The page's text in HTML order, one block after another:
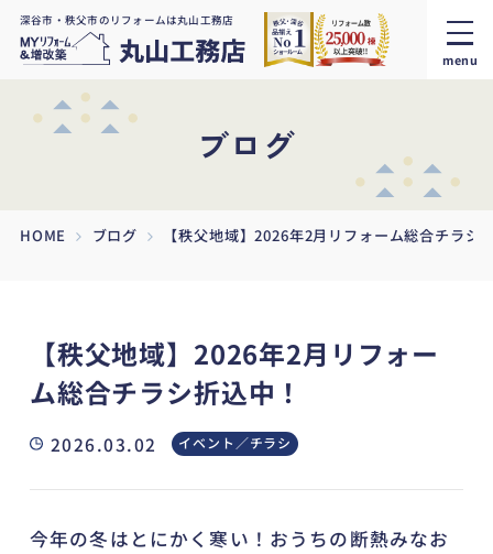
深谷市・秩父市のリフォームは丸山工務店
menu
ブログ
HOME ブログ 【秩父地域】2026年2月リフォーム総合チラシ
【秩父地域】2026年2月リフォー
ム総合チラシ折込中！
2026.03.02 イベント／チラシ
今年の冬はとにかく寒い！おうちの断熱みなお